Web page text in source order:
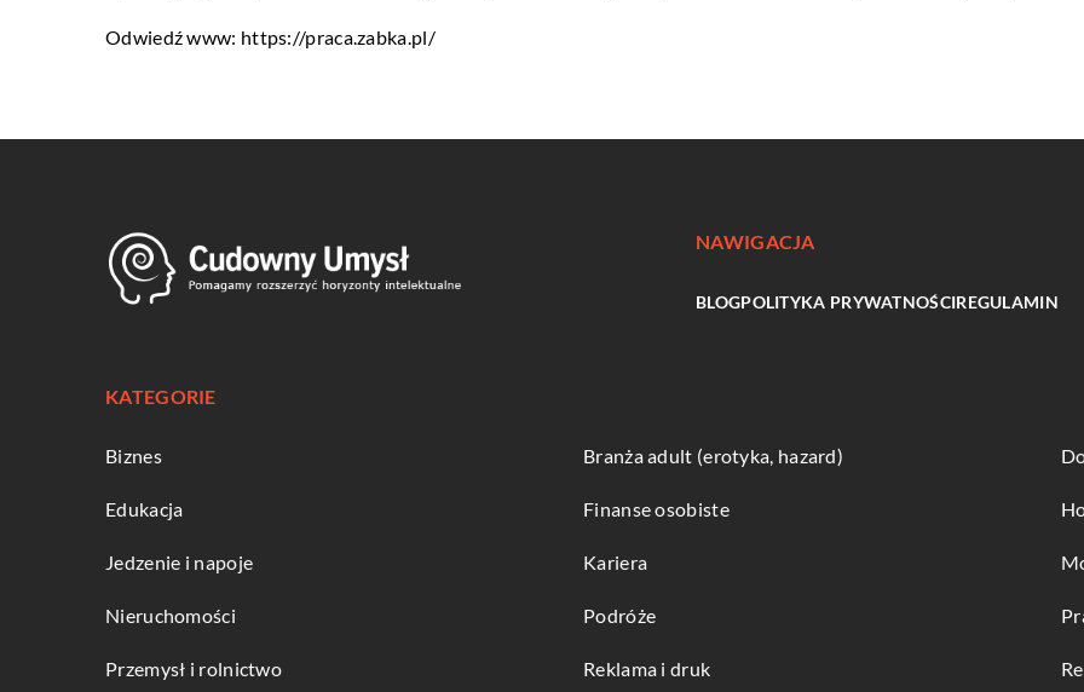
Odwiedź www: https://praca.zabka.pl/
NAWIGACJA
BLOGPOLITYKA PRYWATNOŚCIREGULAMIN
KATEGORIE
Biznes Branża adult (erotyka, hazard)
Edukacja Finanse osobiste
Jedzenie i napoje Kariera
Nieruchomości Podróże
Przemysł i rolnictwo Reklama i druk